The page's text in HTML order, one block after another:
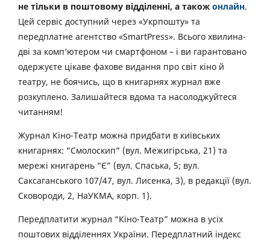
не тільки в поштовому відділенні, а також онлайн.
Цей сервіс доступний через «Укрпошту» та
передплатне агентство «SmartPress». Всього хвилина-
дві за комп’ютером чи смартфоном – і ви гарантовано
одержуєте цікаве фахове видання про світ кіно й
театру, не боячись, що в книгарнях журнал вже
розкуплено. Залишайтеся вдома та насолоджуйтеся
читанням!
Журнал Кіно-Театр можна придбати в київських
книгарнях: “Смолоскип” (вул. Межигірська, 21) та
мережі книгарень “Є” (вул. Спаська, 5; вул.
Саксаганського 107/47, вул. Лисенка, 3), в редакції (вул.
Сковороди, 2, НаУКМА, корп. 1).
Передплатити журнал “Кіно-Театр” можна в усіх
поштових відділеннях України. Передплатний індекс